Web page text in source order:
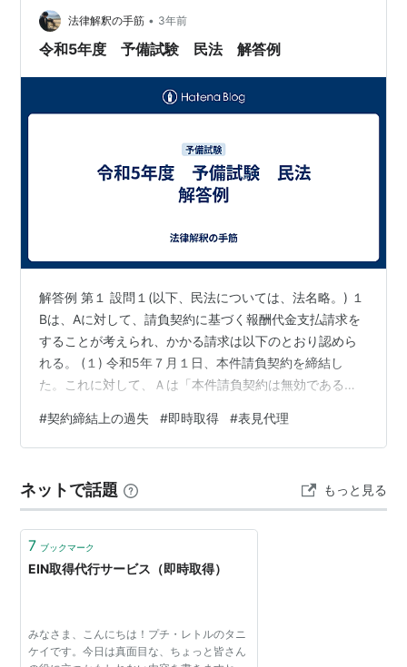
取引行為が存在すること
相手方に処分権限がないこと
平穏・公然・善意・無過失に占有を取得したこと
取得者が占有を取得すること
1項の規定により、平穏・公然・善意の要件
は推定される。
取引行為とは、代表的には売買行為があげられる。
即時取得の立法の沿革として、中世ドイツのゲルマン法
（Hand wahre Handの原則）の起因する。
ゲルマン法下においては取引行為は不要とされていた
が、日本民法典においては取引行為を要求している。
取引の安全の観点から、取引行為の存在と、善意無過失
要件を、要求している。
取引行為要件は、「目的物を単に譲り受けたような人間
を、元の所有者を排除してまで保護するのは、妥当では
権利外観法理と比較すると帰責性を要求していない点、
取得時効と比較すると動産に限定されない点・取引行為
ちなみにその物が盗品または遺失物の場合。
法律解釈の手筋 • 3年前
令和5年度 予備試験 民法 解答例
解答例 第１ 設問１(以下、民法については、法名略。) １
Bは、Aに対して、請負契約に基づく報酬代金支払請求を
することが考えられ、かかる請求は以下のとおり認めら
れる。 (１) 令和5年７月１日、本件請負契約を締結し
た。これに対して、Ａは「本件請負契約は無効である」
復不能なほどに傷んでおり、Bの債務は原始的不能に陥っ
ている。しかし、原始的不能であったとしても契約は依
かかる反論は認められない。 (２) Aは、さらに「甲が現
に修復されていない以上、金銭を支払う理由はない。」
#契約締結上の過失 #即時取得 #表見代理
ネットで話題 もっと見る
7 ブックマーク
EIN取得代行サービス（即時取得）
みなさま、こんにちは！プチ・レトルのタニ
ケイです。今日は真面目な、ちょっと皆さん